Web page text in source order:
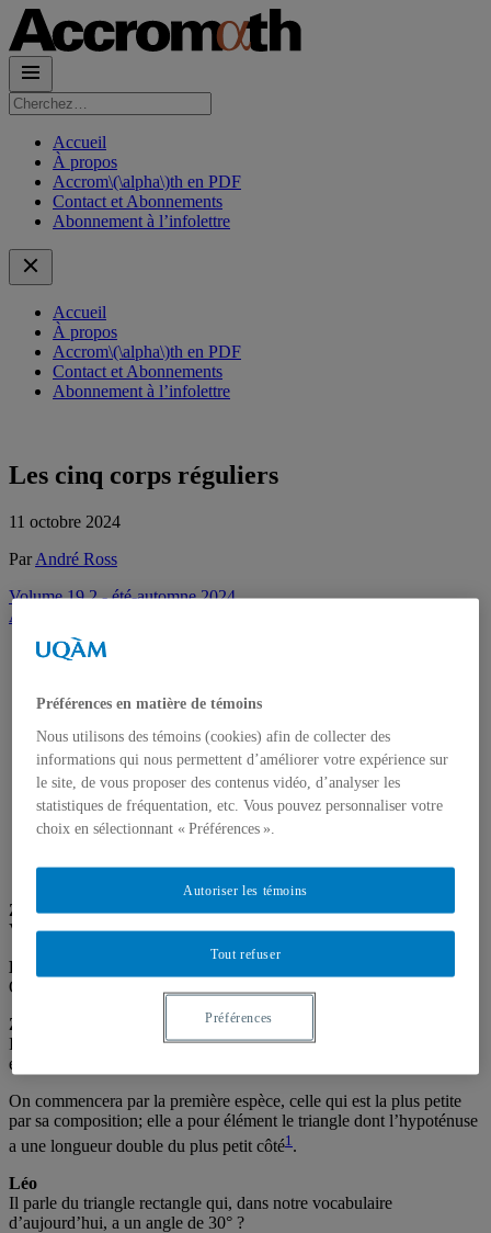
Rechercher :
Accueil
À propos
Accrom\(\alpha\)th en PDF
Contact et Abonnements
Abonnement à l’infolettre
Accueil
À propos
Accrom\(\alpha\)th en PDF
Contact et Abonnements
Abonnement à l’infolettre
Les cinq corps réguliers
11 octobre 2024
ParAndré Ross
Volume 19.2 - été-automne 2024
Accro-flashs
-427 à -347
Le pythagoricien Archytas de Tarente a initié
Platon aux cinq corps que l’on désigne
maintenant sous l’appellationcorps(ou
solides)réguliers de Platon
décrire l’univers.
Zia
Veux-tu savoir comment Platon concevait la création de l’univers ?
Léo
Oui, je suis impatient !
Zia
Il prétendait que tout avait commencé à partir de triangles
élémentaires, il écrit :
On commencera par la première espèce, celle qui est la plus petite
par sa composition; elle a pour élément le triangle dont l’hypoténuse
a une longueur double du plus petit côté1 .
Léo
Il parle du triangle rectangle qui, dans notre vocabulaire
d’aujourd’hui, a un angle de 30° ?
Préférences en matière de témoins
Nous utilisons des témoins (cookies) afin de collecter des
informations qui nous permettent d’améliorer votre expérience sur
le site, de vous proposer des contenus vidéo, d’analyser les
statistiques de fréquentation, etc. Vous pouvez personnaliser votre
choix en sélectionnant « Préférences ».
Tout refuser
Autoriser les témoins
Préférences